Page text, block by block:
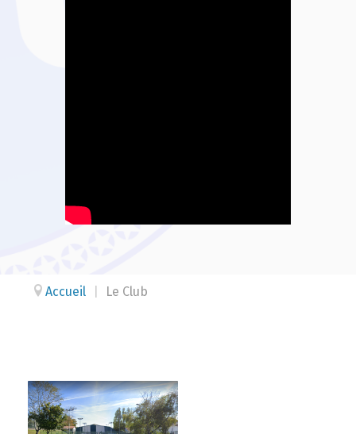
Accueil Le Club